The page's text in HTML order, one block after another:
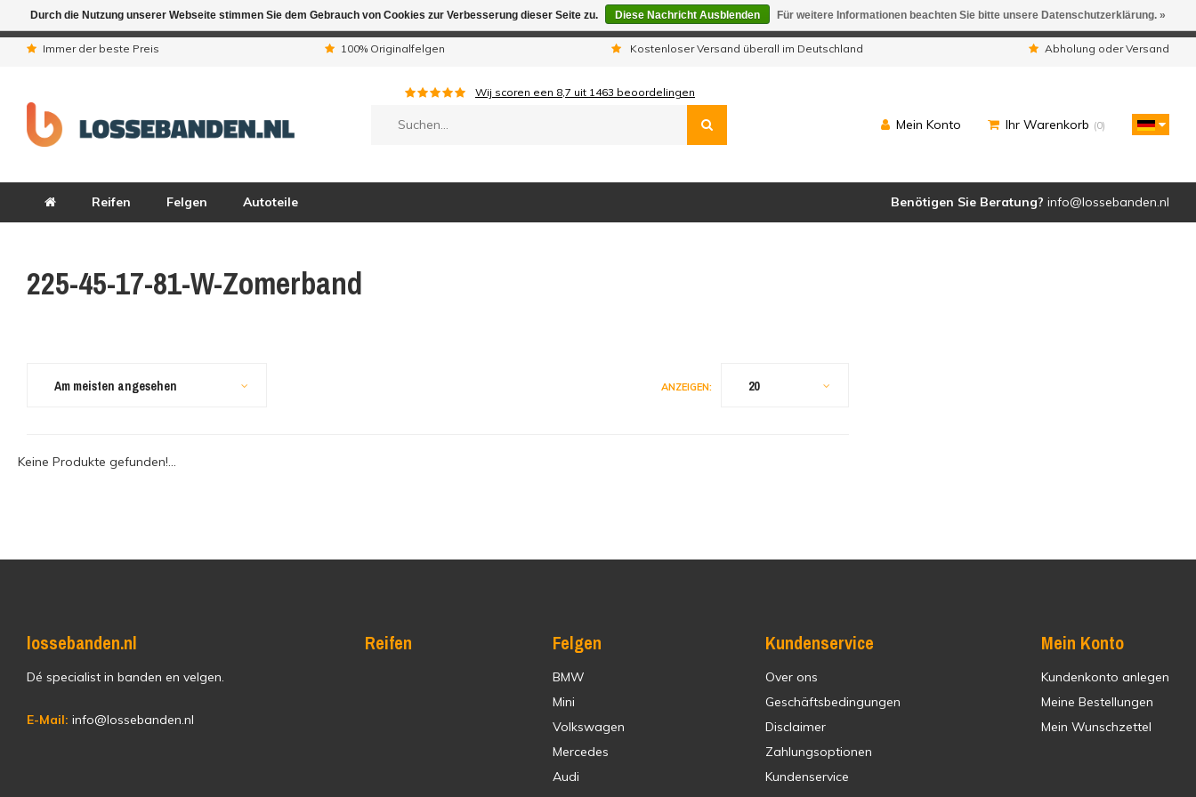
Immer der beste Preis 100% Originalfelgen Kostenloser Versand überall im Deutschland Abholung oder Versand
Wij scoren een 8,7 uit 1463 beoordelingen
Mein Konto Ihr Warenkorb (0)
Reifen Felgen Autoteile Benötigen Sie Beratung? info@lossebanden.nl
225-45-17-81-W-Zomerband
Am meisten angesehen ANZEIGEN: 20
Keine Produkte gefunden!...
lossebanden.nl
Dé specialist in banden en velgen.
E-Mail: info@lossebanden.nl
Reifen Felgen
BMW
Mini
Volkswagen
Mercedes
Audi
Kundenservice
Over ons
Geschäftsbedingungen
Disclaimer
Zahlungsoptionen
Kundenservice
Mein Konto
Kundenkonto anlegen
Meine Bestellungen
Mein Wunschzettel
Durch die Nutzung unserer Webseite stimmen Sie dem Gebrauch von Cookies zur Verbesserung dieser Seite zu. Diese Nachricht Ausblenden Für weitere Informationen beachten Sie bitte unsere Datenschutzerklärung. »
Aufgrund der Ferientagen sind wir telefonisch nicht erreichbar. Aufgegebene Bestellungen werden geliefert.